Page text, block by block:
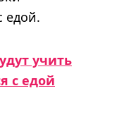
едой.
учить
с едой